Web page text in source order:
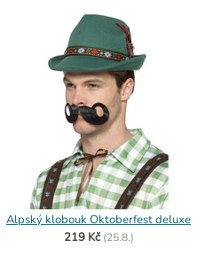
Alpský klobouk Oktoberfest deluxe
219 Kč (25.8.)